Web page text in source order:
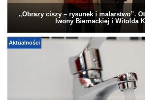
„Obrazy ciszy – rysunek i malarstwo”.
Iwony Biernackiej i Witolda
Aktualności